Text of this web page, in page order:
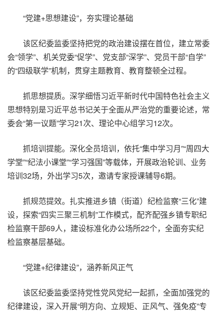
“党建+思想建设”，夯实理论基础
该区纪委监委坚持把党的政治建设摆在首位，建立常委
会“领学”、机关党委“促学”、党支部“深学”、党员干部“自学”
的“四级联学”机制，贯穿主题教育、教育整顿全过程。
抓思想提质。深学细悟习近平新时代中国特色社会主义
思想特别是习近平总书记关于全面从严治党的重要论述，常
委会“第一议题”学习21次、理论中心组学习12次。
抓培训提能。深化全员培训，依托“集中学习月”“周四大
学堂”“纪法小课堂”“学习强国”等载体，开展政治轮训、业务
培训32场，外出学习5次，邀请专家授课辅导6期。
抓规范提效。扎实推进乡镇（街道）纪检监察“三化”建
设，探索“四实三聚三机制”工作模式，配齐配强乡镇专职纪
检监察干部69人，建设标准化办公场所22个，全面夯实纪
检监察基层基础。
“党建+纪律建设”，涵养新风正气
该区纪委监委坚持党性党风党纪一起抓，全面加强党的
纪律建设，深入开展“明方向、立规矩、正风气、强免疫”专